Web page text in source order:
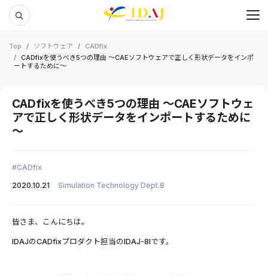
メ
Top ソフトウェア
CADfix
CADfixを使うべき5つの理由 ～CAEソフトウェアで正しく形状データをインポ
ートするために～
CADfixを使うべき5つの理由 ～CAEソフトウェ
アで正しく形状データをインポートするために
～
CADfix
2020.10.21
Simulation Technology Dept.8
皆さま、こんにちは。
IDAJのCADfixプロダクト担当のIDAJ-8Iです。